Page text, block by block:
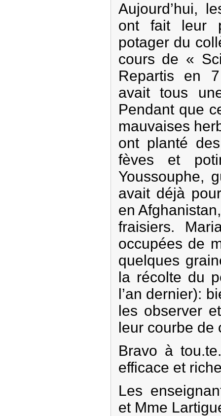
Aujourd’hui,
ont fait leur
potager du
cours de «
Repartis en
avait tous
Pendant que
mauvaises
ont planté
fèves et
Youssouphe,
avait déjà
en
fraisiers.
occupées de
quelques
la récolte du
l’an dernier):
les observer
leur courbe de
Bravo à
efficace et
Les
et Mme